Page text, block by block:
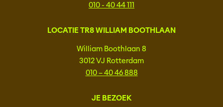
010 - 40 44 111
LOCATIE TR8 WILLIAM BOOTHLAAN
William Boothlaan 8
3012 VJ Rotterdam
010 – 40 46 888
JE BEZOEK